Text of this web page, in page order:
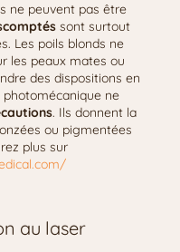
ne peuvent pas être
sont surtout
Les poils blonds ne
les peaux mates ou
des dispositions en
ne
. Ils donnent la
ou pigmentées
plus sur
au laser